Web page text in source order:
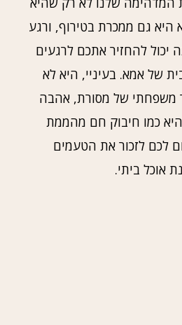
היא גם ממכרת בטירוף, ורגע
להחזיר אתכם לרגעים
של אמא. בעיניי, היא לא
משפחתי של מסורת, אהבה
כמו חיבוק חם מהממת
לכם לזכור את הטעמים
אוכל ביתי.